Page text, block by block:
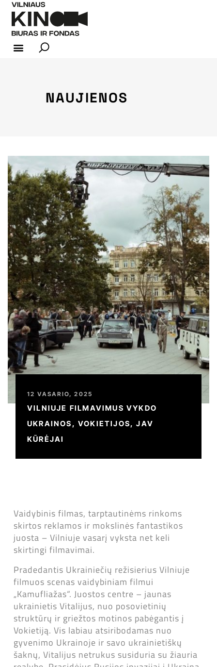
NAUJIENOS
12 VASARIO, 2025
VILNIUJE FILMAVIMUS VYKDO
UKRAINOS, VOKIETIJOS, JAV
KŪRĖJAI
Vaidybinis filmas, tarptautinėms rinkoms
skirtos reklamos ir mokslinės fantastikos
juosta – Vilniuje vasarį vyksta net keli
skirtingi filmavimai.
Pradedantis Ukrainiečių režisierius Vilniuje
filmuos scenas vaidybiniam filmui
„Kamufliažas“. Juostos centre – jaunas
ukrainietis Vitalijus, nuo posovietinių
struktūrų ir griežtos motinos pabėgantis į
Vokietiją. Vis labiau atsiribodamas nuo
gyvenimo Ukrainoje ir savo ukrainietiškų
šaknų, Vitalijus netrukus susiduria su žiauria